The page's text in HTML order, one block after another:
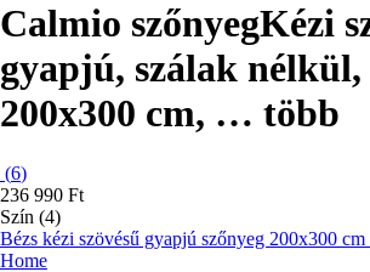
Calmio szőnyegKézi
gyapjú, szálak nélkül,
200x300 cm, … több
(6)
236 990 Ft
Szín (4)
Bézs kézi szövésű gyapjú szőnyeg 200x300
Home